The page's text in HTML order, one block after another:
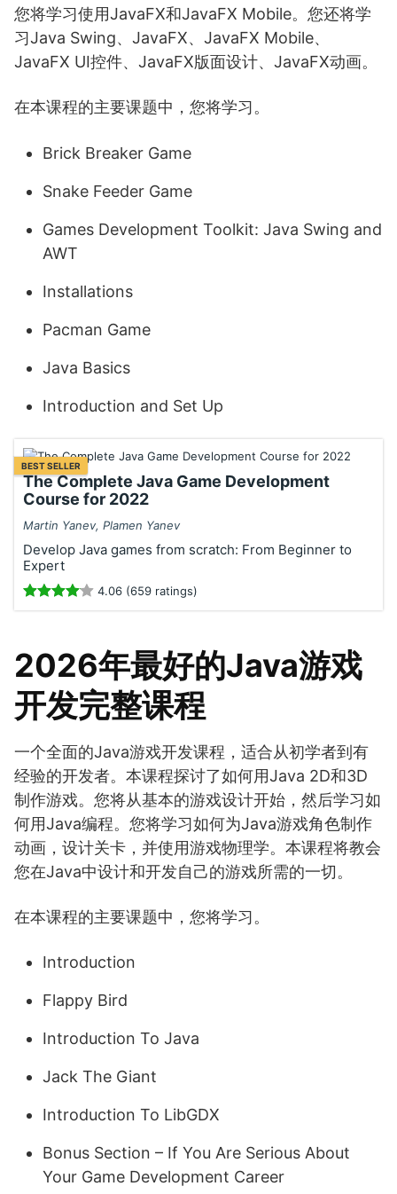
您将学习使用JavaFX和JavaFX Mobile。您还将学
习Java Swing、JavaFX、JavaFX Mobile、
JavaFX UI控件、JavaFX版面设计、JavaFX动画。
在本课程的主要课题中，您将学习。
Brick Breaker Game
Snake Feeder Game
Games Development Toolkit: Java Swing and
AWT
Installations
Pacman Game
Java Basics
Introduction and Set Up
BEST SELLER
The Complete Java Game Development
Course for 2022
Martin Yanev, Plamen Yanev
Develop Java games from scratch: From Beginner to
Expert
4.06 (659 ratings)
2026年最好的Java游戏
开发完整课程
一个全面的Java游戏开发课程，适合从初学者到有
经验的开发者。本课程探讨了如何用Java 2D和3D
制作游戏。您将从基本的游戏设计开始，然后学习如
何用Java编程。您将学习如何为Java游戏角色制作
动画，设计关卡，并使用游戏物理学。本课程将教会
您在Java中设计和开发自己的游戏所需的一切。
在本课程的主要课题中，您将学习。
Introduction
Flappy Bird
Introduction To Java
Jack The Giant
Introduction To LibGDX
Bonus Section – If You Are Serious About
Your Game Development Career